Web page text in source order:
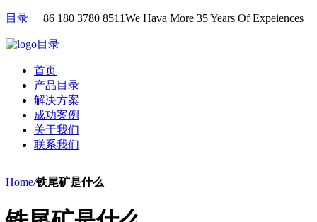
目录 +86 180 3780 8511We Hava More 35 Years Of Expeiences
目录
首页
产品目录
解决方案
成功案例
关于我们
联系我们
Home/铁尾矿是什么